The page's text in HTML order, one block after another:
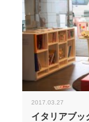
2017.03.27
イタリアブッ